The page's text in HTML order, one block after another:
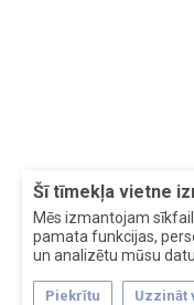
Šī tīmekļa vietne
Mēs izmantojam
pamata funkcijas,
un analizētu mūsu
Piekrītu Uzzināt